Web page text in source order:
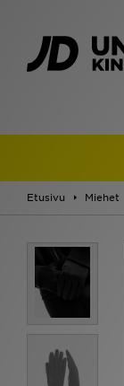
Etusivu Miehet